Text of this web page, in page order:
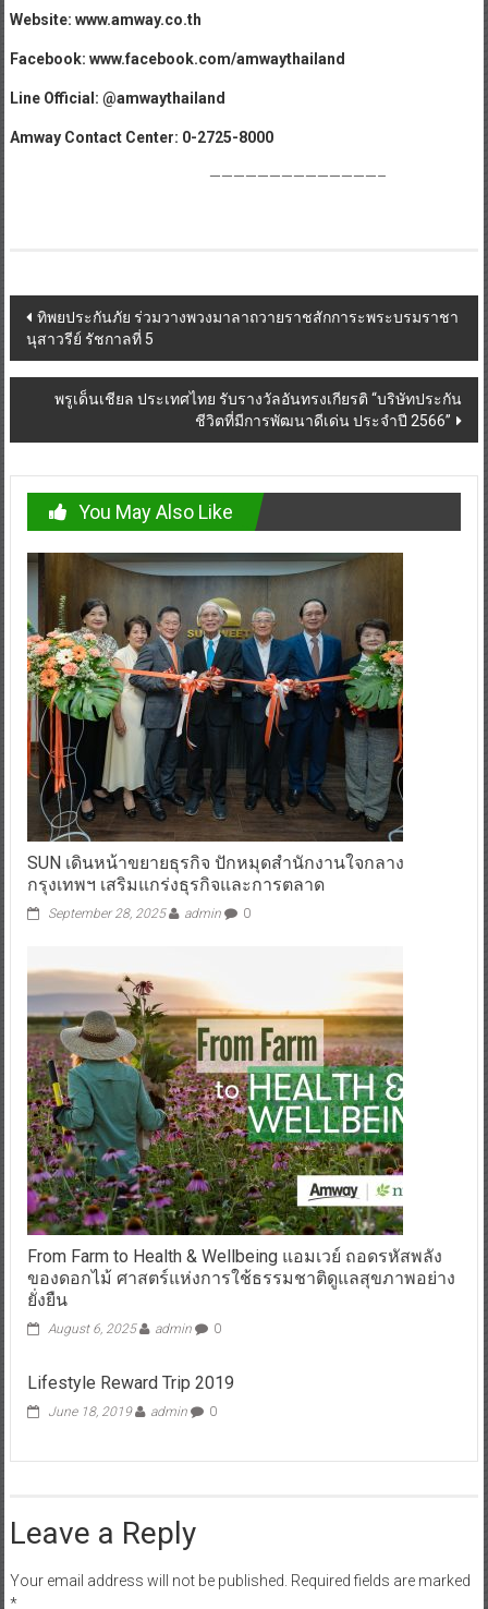
Website: www.amway.co.th
Facebook: www.facebook.com/amwaythailand
Line Official: @amwaythailand
Amway Contact Center: 0-2725-8000
——————————————–
Post
navigation
ทิพยประกันภัย ร่วมวางพวงมาลาถวายราชสักการะพระบรมราชา
นุสาวรีย์ รัชกาลที่ 5
พรูเด็นเชียล ประเทศไทย รับรางวัลอันทรงเกียรติ “บริษัทประกัน
ชีวิตที่มีการพัฒนาดีเด่น ประจำปี 2566”
You May Also Like
SUN เดินหน้าขยายธุรกิจ ปักหมุดสำนักงานใจกลาง
กรุงเทพฯ เสริมแกร่งธุรกิจและการตลาด
September 28, 2025 admin 0
From Farm to Health & Wellbeing แอมเวย์ ถอดรหัสพลัง
ของดอกไม้ ศาสตร์แห่งการใช้ธรรมชาติดูแลสุขภาพอย่าง
ยั่งยืน
August 6, 2025 admin 0
Lifestyle Reward Trip 2019
June 18, 2019 admin 0
Leave a Reply
Your email address will not be published. Required fields are marked
*